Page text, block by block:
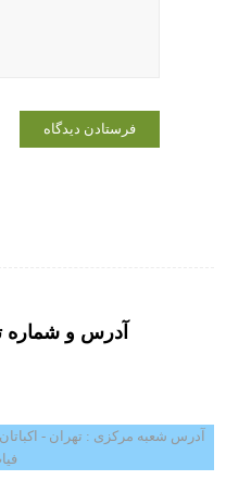
آدرس و
آدرس شعبه مرکزی : تهران -
فیات -